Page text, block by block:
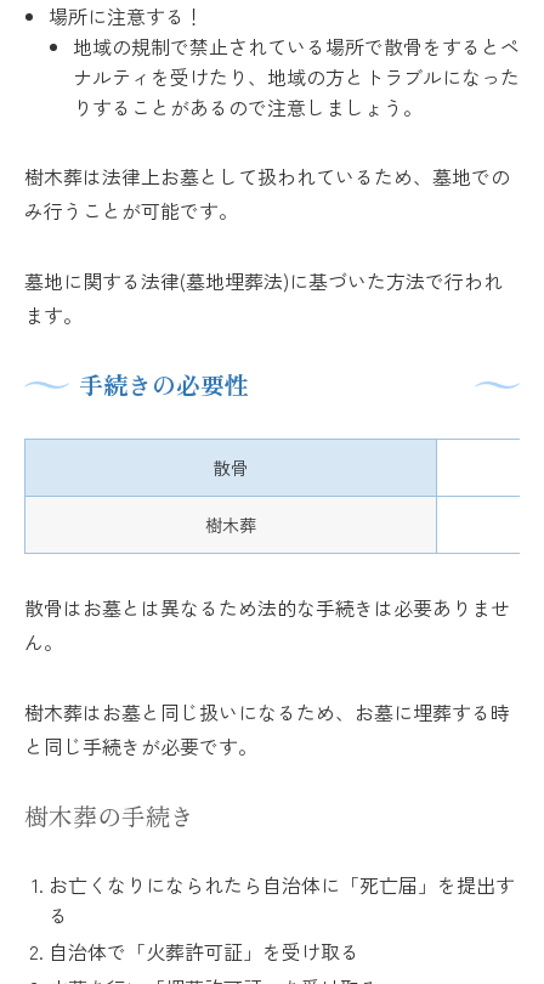
場所に注意する！
地域の規制で禁止されている場所で散骨をするとペ
ナルティを受けたり、地域の方とトラブルになった
りすることがあるので注意しましょう。
樹木葬は法律上お墓として扱われているため、墓地での
み行うことが可能です。
墓地に関する法律(墓地埋葬法)に基づいた方法で行われ
ます。
手続きの必要性
散骨
樹木葬
散骨はお墓とは異なるため法的な手続きは必要ありませ
ん。
樹木葬はお墓と同じ扱いになるため、お墓に埋葬する時
と同じ手続きが必要です。
樹木葬の手続き
お亡くなりになられたら自治体に「死亡届」を提出す
る
自治体で「火葬許可証」を受け取る